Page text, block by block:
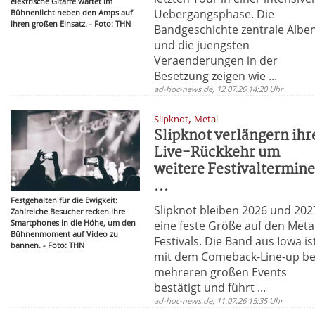
Bühnenlicht neben den Amps auf
ihren großen Einsatz. - Foto: THN
Uebergangsphase. Die
Bandgeschichte zentrale
und die juengsten
Veraenderungen in der
Besetzung zeigen wie ...
ad-hoc-news.de, 12.07.26 14:20 Uhr
Festgehalten für die Ewigkeit:
Zahlreiche Besucher recken ihre
Smartphones in die Höhe, um den
Bühnenmoment auf Video zu
bannen. - Foto: THN
Slipknot, Metal
Slipknot verlängern
Live-Rückkehr um
weitere Festivaltermine
...
Slipknot bleiben 2026 und
eine feste Größe auf den
Festivals. Die Band aus Iowa
mit dem Comeback-Line-up
mehreren großen Events
bestätigt und führt ...
ad-hoc-news.de, 11.07.26 15:35 Uhr